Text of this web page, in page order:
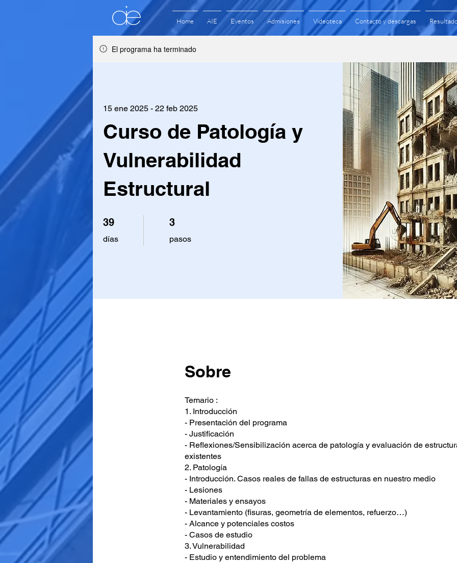
Home AIE Eventos Admisiones Videoteca Contacto y descargas
El programa ha terminado
Curso de Patología y
Vulnerabilidad
Estructural
15 ene 2025 - 22 feb 2025
39
días
39 días 3
pasos
3 pasos
Sobre
Temario :
1. Introducción
- Presentación del programa
- Justificación
- Reflexiones/Sensibilización acerca de patología y evaluación de
existentes
2. Patología
- Introducción. Casos reales de fallas de estructuras en nuestro medio
- Lesiones
- Materiales y ensayos
- Levantamiento (fisuras, geometría de elementos, refuerzo…)
- Alcance y potenciales costos
- Casos de estudio
3. Vulnerabilidad
- Estudio y entendimiento del problema